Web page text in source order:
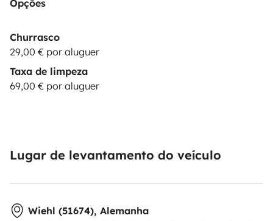
Opções
Churrasco
29,00 € por aluguer
Taxa de limpeza
69,00 € por aluguer
Lugar de levantamento do veículo
Wiehl (51674), Alemanha